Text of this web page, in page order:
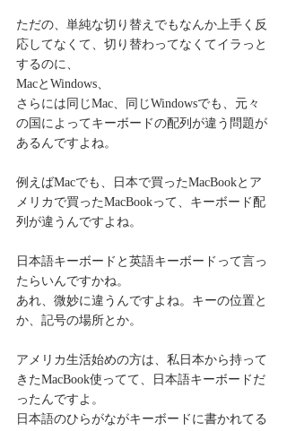
ただの、単純な切り替えでもなんか上手く反
応してなくて、切り替わってなくてイラっと
するのに、
MacとWindows、
さらには同じMac、同じWindowsでも、元々
の国によってキーボードの配列が違う問題が
あるんですよね。
例えばMacでも、日本で買ったMacBookとア
メリカで買ったMacBookって、キーボード配
列が違うんですよね。
日本語キーボードと英語キーボードって言っ
たらいんですかね。
あれ、微妙に違うんですよね。キーの位置と
か、記号の場所とか。
アメリカ生活始めの方は、私日本から持って
きたMacBook使ってて、日本語キーボードだ
ったんですよ。
日本語のひらがながキーボードに書かれてる